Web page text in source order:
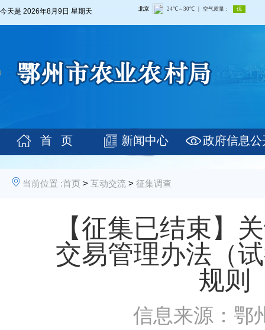
今天是 2026年8月9日 星期天
首 页 新闻中心 政府信息公
当前位置 :首页 > 互动交流 > 征集调查
【征集已结束】
交易管理办法（
规则
信息来源：鄂